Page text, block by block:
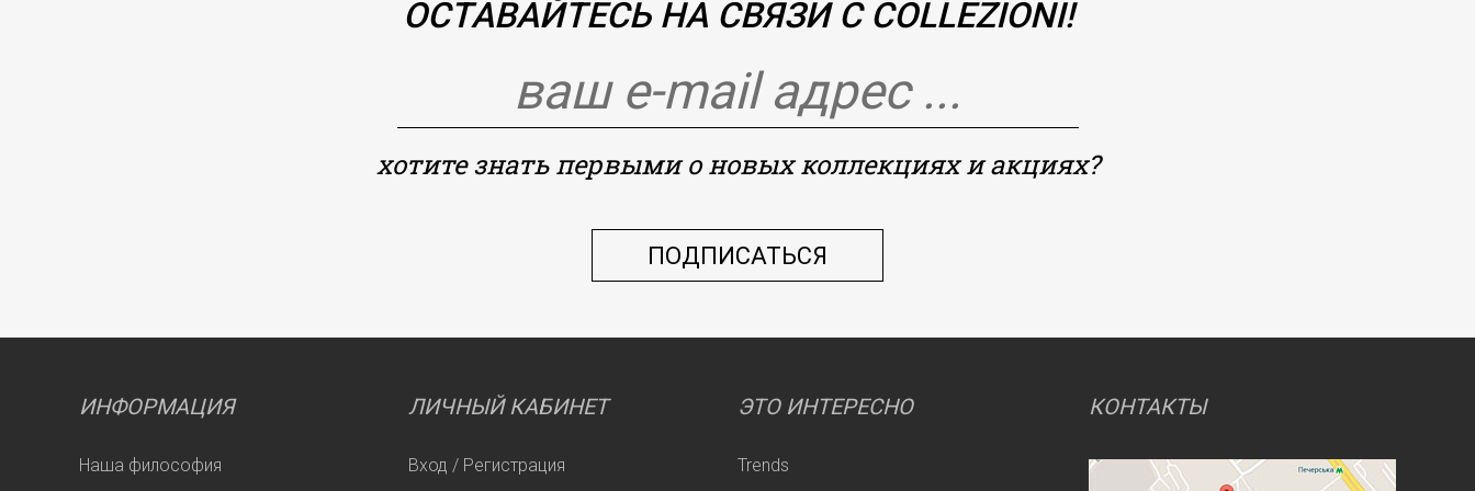
ОСТАВАЙТЕСЬ НА СВЯЗИ С COLLEZIONI!
хотите знать первыми о новых коллекциях и акциях?
ИНФОРМАЦИЯ
Наша философия
ЛИЧНЫЙ КАБИНЕТ
Вход / Регистрация
ЭТО ИНТЕРЕСНО
Trends
КОНТАКТЫ